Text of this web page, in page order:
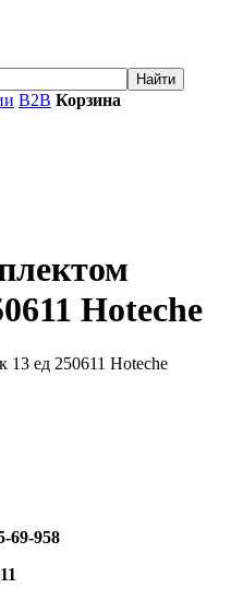
B2B Корзина
Hoteche
69-958